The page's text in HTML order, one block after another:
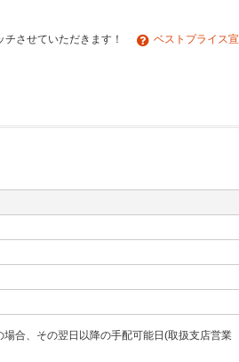
チさせていただきます！
ベストプライス宣
合、その翌日以降の手配可能日(取扱支店営業